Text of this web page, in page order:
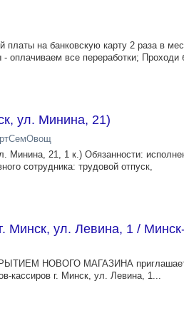
платы на банковскую карту 2 раза в
оплачиваем все переработки; Проходи
ул. Минина, 21)
21, 1 к.) Обязанности:
сотрудника: трудовой отпуск,
Минск, ул. Левина, 1 /
НОВОГО МАГАЗИНА
кассиров г. Минск, ул. Левина, 1...